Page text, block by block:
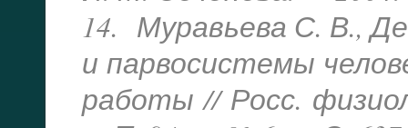
14. Муравьева С. В.,
и парвосистемы
работы // Росс.